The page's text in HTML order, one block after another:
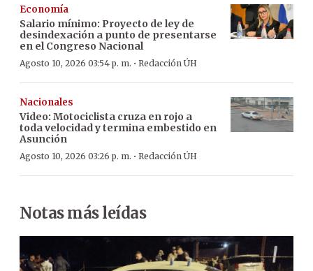
Economía
Salario mínimo: Proyecto de ley de
desindexación a punto de presentarse
en el Congreso Nacional
Agosto 10, 2026 03:54 p. m. · Redacción ÚH
Nacionales
Video: Motociclista cruza en rojo a
toda velocidad y termina embestido en
Asunción
Agosto 10, 2026 03:26 p. m. · Redacción ÚH
Notas más leídas